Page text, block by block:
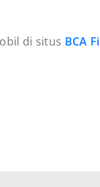
di situs BCA